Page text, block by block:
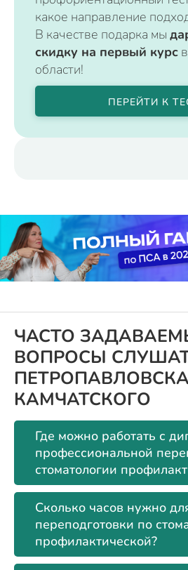
какое направление
В качестве подарка мы
скидку на первый курс
области!
ПЕРЕЙТИ К
ЧАСТО
ВОПРОСЫ
КАМЧАТСКОГО
Где можно работать с
профессиональной
стоматологии
Сколько часов нужно
переподготовки по
профилактической?